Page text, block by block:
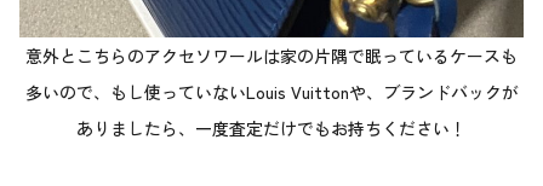
意外とこちらのアクセソワールは家の片隅で眠っているケースも
多いので、もし使っていないLouis Vuittonや、ブランドバックが
ありましたら、一度査定だけでもお持ちください！